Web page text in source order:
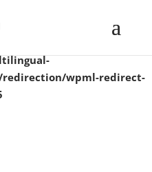
in
redirection/wpml-redirect-